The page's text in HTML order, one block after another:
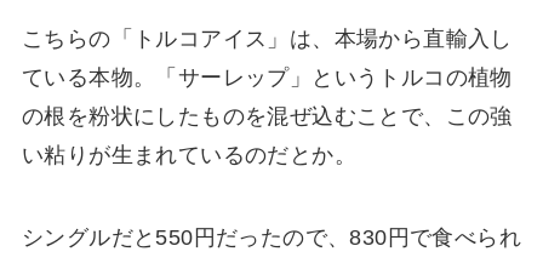
こちらの「トルコアイス」は、本場から直輸入し
ている本物。「サーレップ」というトルコの植物
の根を粉状にしたものを混ぜ込むことで、この強
い粘りが生まれているのだとか。
シングルだと550円だったので、830円で食べられ